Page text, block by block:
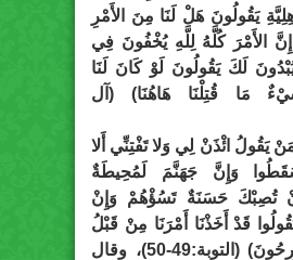
يَقُولُونَ هَلْ لَنَا مِنَ الأَمْرِ
الأَمْرَ كُلَّهُ لِلَّهِ يُخْفُونَ فِي
لَكَ يَقُولُونَ لَوْ كَانَ لَنَا
مَا قُتِلْنَا هَاهُنَا) (آل
يَقُولُ ائْذَنْ لِي وَلا تَفْتِنِّي أَلا
وَإِنَّ جَهَنَّمَ لَمُحِيطَةٌ
تُصِبْكَ حَسَنَةٌ تَسُؤْهُمْ وَإِنْ
قَدْ أَخَذْنَا أَمْرَنَا مِنْ قَبْلُ
وَيَتَوَلَّوْا وَهُمْ فَرِحُونَ) (التوبة:49-50)، وقال